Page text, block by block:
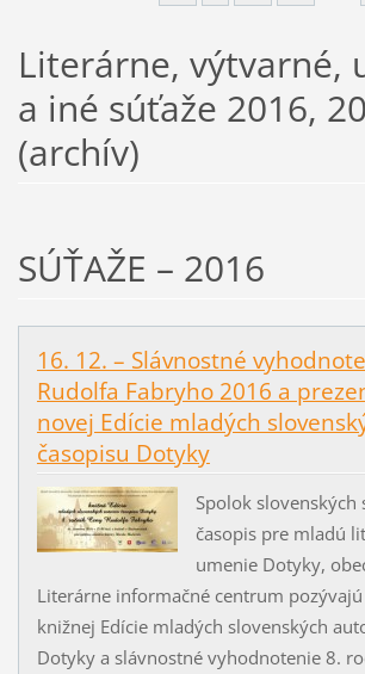
Literárne, výtvarné,
a iné súťaže 2016,
(archív)
SÚŤAŽE – 2016
16. 12. – Slávnostné
Rudolfa Fabryho 2016 a
novej Edície mladých
časopisu Dotyky
Spolok slovenských
časopis pre mladú
umenie Dotyky,
Literárne informačné centrum
knižnej Edície mladých slovenských
Dotyky a slávnostné vyhodnotenie 8.